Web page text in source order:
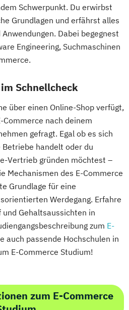
Schwerpunkt. Du erwirbst
Grundlagen und erfährst alles
Dabei begegnest
Engineering, Suchmaschinen
Schnellcheck
über einen Online-Shop verfügt,
nach deinem
gefragt. Egal ob es sich
handelt oder du
Vertrieb gründen möchtest –
Mechanismen des E-Commerce
Grundlage für eine
Werdegang. Erfahre
Gehaltsaussichten in
zum E-
auch passende Hochschulen in
E-Commerce Studium!
zum E-Commerce